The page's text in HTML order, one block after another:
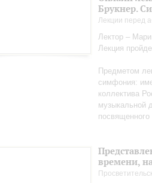
Брукнер.
Лекции перед
Лектор –
Лекция
Предметом
симфония:
коллектива
музыкальной
времени,